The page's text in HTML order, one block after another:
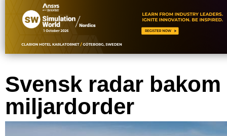
Svensk radar bakom
miljardorder